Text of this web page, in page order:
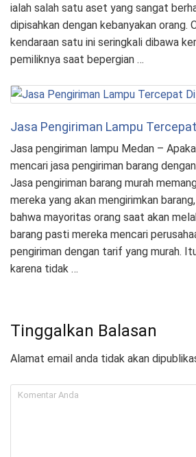
ialah salah satu aset yang sangat
dipisahkan dengan kebanyakan orang.
kendaraan satu ini seringkali dibawa
pemiliknya saat bepergian …
Jasa Pengiriman Lampu
Jasa pengiriman lampu Medan –
mencari jasa pengiriman barang
Jasa pengiriman barang murah
mereka yang akan mengirimkan
bahwa mayoritas orang saat akan
barang pasti mereka mencari
pengiriman dengan tarif yang murah.
karena tidak …
Tinggalkan Balasan
Alamat email anda tidak akan